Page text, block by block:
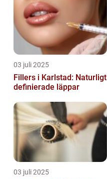
03 juli 2025
Fillers i Karlstad: Naturligt
definierade läppar
03 juli 2025